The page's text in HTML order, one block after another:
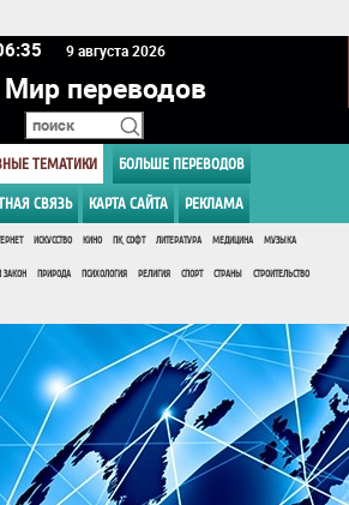
9 августа 2026
Мир переводов
ТЕМАТИКИ БОЛЬШЕ ПЕРЕВОДОВ
СВЯЗЬ КАРТА САЙТА РЕКЛАМА
ИСКУССТВО КИНО ПК, СОФТ ЛИТЕРАТУРА МЕДИЦИНА МУЗЫКА
ЗАКОН ПРИРОДА ПСИХОЛОГИЯ РЕЛИГИЯ СПОРТ СТРАНЫ СТРОИТЕЛЬСТВО